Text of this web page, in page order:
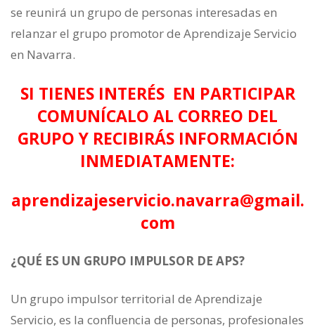
se reunirá un grupo de personas interesadas en
relanzar el grupo promotor de Aprendizaje Servicio
en Navarra.
SI TIENES INTERÉS EN PARTICIPAR
COMUNÍCALO AL CORREO DEL
GRUPO Y RECIBIRÁS INFORMACIÓN
INMEDIATAMENTE:
aprendizajeservicio.navarra@gmail.
com
¿QUÉ ES UN GRUPO IMPULSOR DE APS?
Un grupo impulsor territorial de Aprendizaje
Servicio, es la confluencia de personas, profesionales